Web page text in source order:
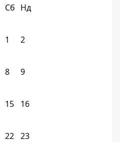
Сб Нд
1 2
8 9
15 16
22 23